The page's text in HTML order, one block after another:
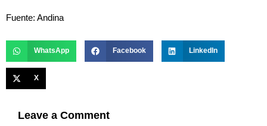
Fuente: Andina
WhatsApp Facebook LinkedIn
X
Leave a Comment